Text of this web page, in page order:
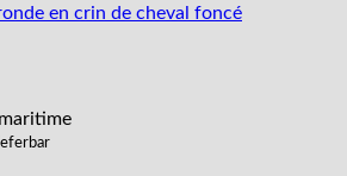
en crin de cheval foncé
maritime